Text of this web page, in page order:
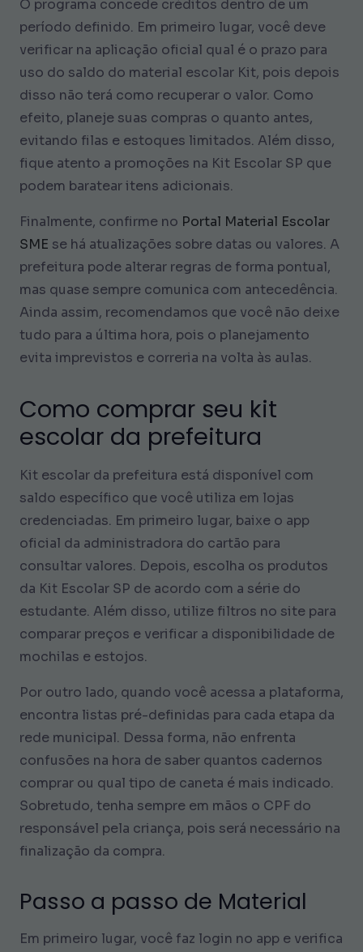
O programa concede créditos dentro de um
período definido. Em primeiro lugar, você deve
verificar na aplicação oficial qual é o prazo para
uso do saldo do material escolar Kit, pois depois
disso não terá como recuperar o valor. Como
efeito, planeje suas compras o quanto antes,
evitando filas e estoques limitados. Além disso,
fique atento a promoções na Kit Escolar SP que
podem baratear itens adicionais.
Finalmente, confirme no Portal Material Escolar
SME se há atualizações sobre datas ou valores. A
prefeitura pode alterar regras de forma pontual,
mas quase sempre comunica com antecedência.
Ainda assim, recomendamos que você não deixe
tudo para a última hora, pois o planejamento
evita imprevistos e correria na volta às aulas.
Como comprar seu kit
escolar da prefeitura
Kit escolar da prefeitura está disponível com
saldo específico que você utiliza em lojas
credenciadas. Em primeiro lugar, baixe o app
oficial da administradora do cartão para
consultar valores. Depois, escolha os produtos
da Kit Escolar SP de acordo com a série do
estudante. Além disso, utilize filtros no site para
comparar preços e verificar a disponibilidade de
mochilas e estojos.
Por outro lado, quando você acessa a plataforma,
encontra listas pré-definidas para cada etapa da
rede municipal. Dessa forma, não enfrenta
confusões na hora de saber quantos cadernos
comprar ou qual tipo de caneta é mais indicado.
Sobretudo, tenha sempre em mãos o CPF do
responsável pela criança, pois será necessário na
finalização da compra.
Passo a passo de Material
Em primeiro lugar, você faz login no app e verifica